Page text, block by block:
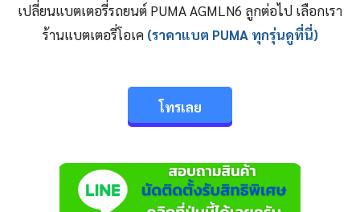
เปลี่ยนแบตเตอรี่รถยนต์ PUMA AGMLN6 ลูกต่อไป เลือกเรา
ร้านแบตเตอรี่โอเค (ราคาแบต PUMA ทุกรุ่นดูที่นี่)
โทรเลย